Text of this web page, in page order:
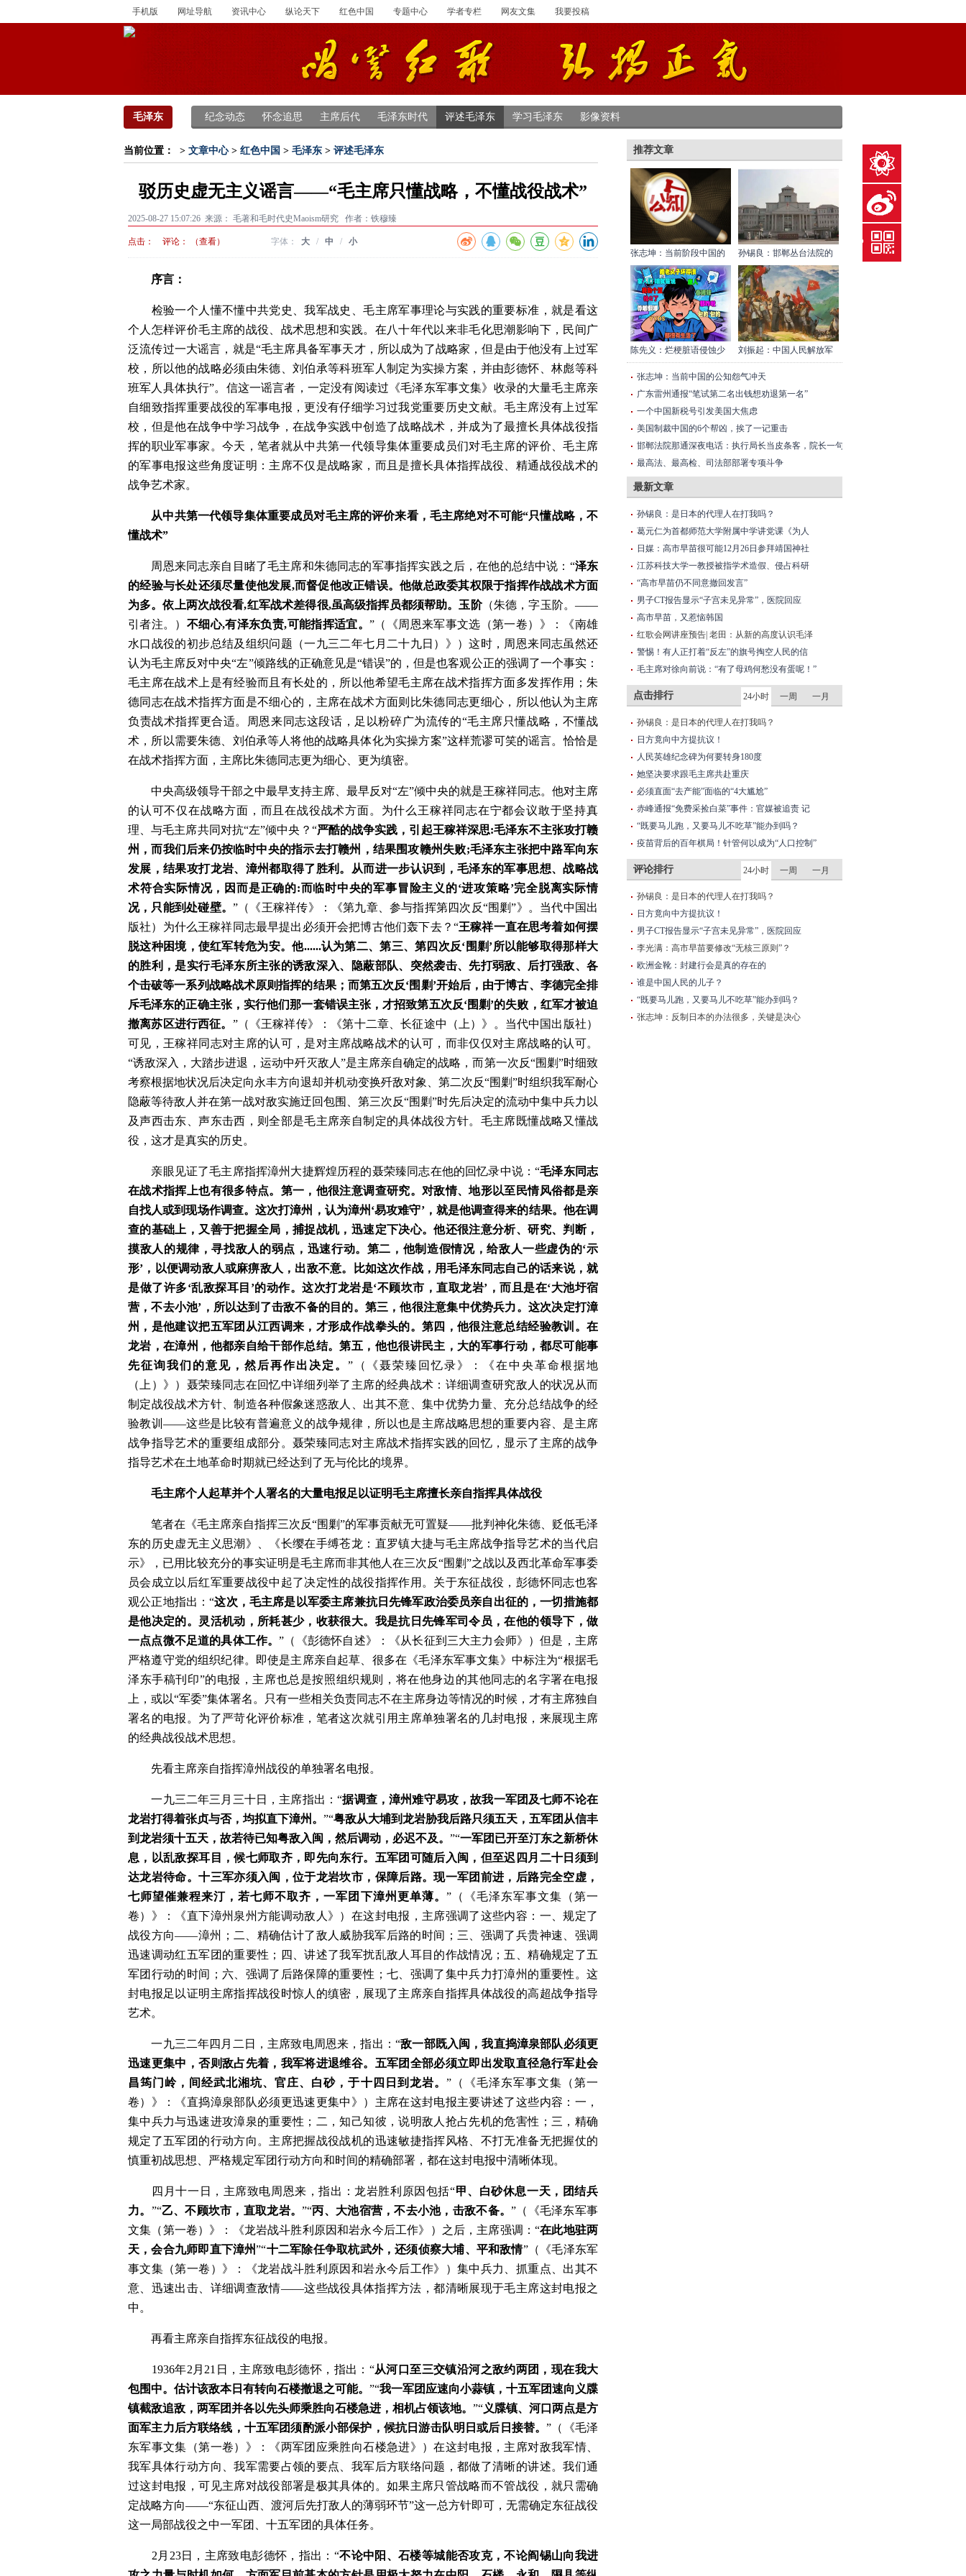
手机版 网址导航 资讯中心 纵论天下 红色中国 专题中心 学者专栏 网友文集 我要投稿
毛泽东 纪念动态 怀念追思 主席后代 毛泽东时代 评述毛泽东 学习毛泽东 影像资料
推荐文章
张志坤：当前阶段中国的 孙锡良：邯郸丛台法院的
陈先义：烂梗脏语侵蚀少 刘振起：中国人民解放军
张志坤：当前中国的公知怨气冲天
广东雷州通报“笔试第二名出钱想劝退第一名”
一个中国新税号引发美国大焦虑
美国制裁中国的6个帮凶，挨了一记重击
邯郸法院那通深夜电话：执行局长当皮条客，院长一句
“不可能”就想溜？
最高法、最高检、司法部部署专项斗争
最新文章
孙锡良：是日本的代理人在打我吗？
葛元仁为首都师范大学附属中学讲党课《为人
日媒：高市早苗很可能12月26日参拜靖国神社
江苏科技大学一教授被指学术造假、侵占科研
“高市早苗仍不同意撤回发言”
男子CT报告显示“子宫未见异常”，医院回应
高市早苗，又惹恼韩国
红歌会网讲座预告| 老田：从新的高度认识毛泽
警惕！有人正打着“反左”的旗号掏空人民的信
毛主席对徐向前说：“有了母鸡何愁没有蛋呢！”
点击排行 24小时 一周 一月
孙锡良：是日本的代理人在打我吗？
日方竟向中方提抗议！
人民英雄纪念碑为何要转身180度
她坚决要求跟毛主席共赴重庆
必须直面“去产能”面临的“4大尴尬”
赤峰通报“免费采捡白菜”事件：官媒被追责 记
“既要马儿跑，又要马儿不吃草”能办到吗？
疫苗背后的百年棋局！针管何以成为“人口控制”
评论排行 24小时 一周 一月
孙锡良：是日本的代理人在打我吗？
日方竟向中方提抗议！
男子CT报告显示“子宫未见异常”，医院回应
李光满：高市早苗要修改“无核三原则”？
欧洲金靴：封建行会是真的存在的
谁是中国人民的儿子？
“既要马儿跑，又要马儿不吃草”能办到吗？
张志坤：反制日本的办法很多，关键是决心
当前位置： > 文章中心> 红色中国 > 毛泽东 > 评述毛泽东
驳历史虚无主义谣言——“毛主席只懂战略，不懂战役战术”
2025-08-27 15:07:26 来源： 毛著和毛时代史Maoism研究 作者：铁穆臻
点击： 评论： （查看） 字体： 大 / 中 / 小
序言：
检验一个人懂不懂中共党史、我军战史、毛主席军事理论与实践的重要标准，就是看这
个人怎样评价毛主席的战役、战术思想和实践。在八十年代以来非毛化思潮影响下，民间广
泛流传过一大谣言，就是“毛主席具备军事天才，所以成为了战略家，但是由于他没有上过军
校，所以他的战略必须由朱德、刘伯承等科班军人制定为实操方案，并由彭德怀、林彪等科
班军人具体执行”。信这一谣言者，一定没有阅读过《毛泽东军事文集》收录的大量毛主席亲
自细致指挥重要战役的军事电报，更没有仔细学习过我党重要历史文献。毛主席没有上过军
校，但是他在战争中学习战争，在战争实践中创造了战略战术，并成为了最擅长具体战役指
挥的职业军事家。今天，笔者就从中共第一代领导集体重要成员们对毛主席的评价、毛主席
的军事电报这些角度证明：主席不仅是战略家，而且是擅长具体指挥战役、精通战役战术的
战争艺术家。
从中共第一代领导集体重要成员对毛主席的评价来看，毛主席绝对不可能“只懂战略，不
懂战术”
周恩来同志亲自目睹了毛主席和朱德同志的军事指挥实践之后，在他的总结中说：“泽东
的经验与长处还须尽量使他发展,而督促他改正错误。他做总政委其权限于指挥作战战术方面
为多。依上两次战役看,红军战术差得很,虽高级指挥员都须帮助。玉阶（朱德，字玉阶。——
引者注。） 不细心,有泽东负责,可能指挥适宜。”（《周恩来军事文选（第一卷）》：《南雄
水口战役的初步总结及组织问题（一九三二年七月二十九日）》）这时，周恩来同志虽然还
认为毛主席反对中央“左”倾路线的正确意见是“错误”的，但是也客观公正的强调了一个事实：
毛主席在战术上是有经验而且有长处的，所以他希望毛主席在战术指挥方面多发挥作用；朱
德同志在战术指挥方面是不细心的，主席在战术方面则比朱德同志更细心，所以他认为主席
负责战术指挥更合适。周恩来同志这段话，足以粉碎广为流传的“毛主席只懂战略，不懂战
术，所以需要朱德、刘伯承等人将他的战略具体化为实操方案”这样荒谬可笑的谣言。恰恰是
在战术指挥方面，主席比朱德同志更为细心、更为缜密。
中央高级领导干部之中最早支持主席、最早反对“左”倾中央的就是王稼祥同志。他对主席
的认可不仅在战略方面，而且在战役战术方面。为什么王稼祥同志在宁都会议敢于坚持真
理、与毛主席共同对抗“左”倾中央？“严酷的战争实践，引起王稼祥深思:毛泽东不主张攻打赣
州，而我们后来仍按临时中央的指示去打赣州，结果围攻赣州失败;毛泽东主张把中路军向东
发展，结果攻打龙岩、漳州都取得了胜利。从而进一步认识到，毛泽东的军事思想、战略战
术符合实际情况，因而是正确的:而临时中央的军事冒险主义的‘进攻策略’完全脱离实际情
况，只能到处碰壁。 ”（《王稼祥传》：《第九章、参与指挥第四次反“围剿”》。当代中国出
版社）为什么王稼祥同志最早提出必须开会把博古他们轰下去？“王稼祥一直在思考着如何摆
脱这种困境，使红军转危为安。他......认为第二、第三、第四次反‘围剿’所以能够取得那样大
的胜利，是实行毛泽东所主张的诱敌深入、隐蔽部队、突然袭击、先打弱敌、后打强敌、各
个击破等一系列战略战术原则指挥的结果；而第五次反‘围剿’开始后，由于博古、李德完全排
斥毛泽东的正确主张，实行他们那一套错误主张，才招致第五次反‘围剿’的失败，红军才被迫
撤离苏区进行西征。 ”（《王稼祥传》：《第十二章、长征途中（上）》。当代中国出版社）
可见，王稼祥同志对主席的认可，是对主席战略战术的认可，而非仅仅对主席战略的认可。
“诱敌深入，大踏步进退，运动中歼灭敌人”是主席亲自确定的战略，而第一次反“围剿”时细致
考察根据地状况后决定向永丰方向退却并机动变换歼敌对象、第二次反“围剿”时组织我军耐心
隐蔽等待敌人并在第一战对敌实施迂回包围、第三次反“围剿”时先后决定的流动中集中兵力以
及声西击东、声东击西，则全部是毛主席亲自制定的具体战役方针。毛主席既懂战略又懂战
役，这才是真实的历史。
亲眼见证了毛主席指挥漳州大捷辉煌历程的聂荣臻同志在他的回忆录中说：“毛泽东同志
在战术指挥上也有很多特点。第一，他很注意调查研究。对敌情、地形以至民情风俗都是亲
自找人或到现场作调查。这次打漳州，认为漳州‘易攻难守’，就是他调查得来的结果。他在调
查的基础上，又善于把握全局，捕捉战机，迅速定下决心。他还很注意分析、研究、判断，
摸敌人的规律，寻找敌人的弱点，迅速行动。第二，他制造假情况，给敌人一些虚伪的‘示
形’，以便调动敌人或麻痹敌人，出敌不意。比如这次作战，用毛泽东同志自己的话来说，就
是做了许多‘乱敌探耳目’的动作。这次打龙岩是‘不顾坎市，直取龙岩’，而且是在‘大池圩宿
营，不去小池’，所以达到了击敌不备的目的。第三，他很注意集中优势兵力。这次决定打漳
州，是他建议把五军团从江西调来，才形成作战拳头的。第四，他很注意总结经验教训。在
龙岩，在漳州，他都亲自给干部作总结。第五，他也很讲民主，大的军事行动，都尽可能事
先征询我们的意见，然后再作出决定。 ”（《聂荣臻回忆录》：《在中央革命根据地
（上）》）聂荣臻同志在回忆中详细列举了主席的经典战术：详细调查研究敌人的状况从而
制定战役战术方针、制造各种假象迷惑敌人、出其不意、集中优势力量、充分总结战争的经
验教训——这些是比较有普遍意义的战争规律，所以也是主席战略思想的重要内容、是主席
战争指导艺术的重要组成部分。聂荣臻同志对主席战术指挥实践的回忆，显示了主席的战争
指导艺术在土地革命时期就已经达到了无与伦比的境界。
毛主席个人起草并个人署名的大量电报足以证明毛主席擅长亲自指挥具体战役
笔者在《毛主席亲自指挥三次反“围剿”的军事贡献无可置疑——批判神化朱德、贬低毛泽
东的历史虚无主义思潮》、《长缨在手缚苍龙：直罗镇大捷与毛主席战争指导艺术的当代启
示》，已用比较充分的事实证明是毛主席而非其他人在三次反“围剿”之战以及西北革命军事委
员会成立以后红军重要战役中起了决定性的战役指挥作用。关于东征战役，彭德怀同志也客
观公正地指出：“这次，毛主席是以军委主席兼抗日先锋军政治委员亲自出征的，一切措施都
是他决定的。灵活机动，所耗甚少，收获很大。我是抗日先锋军司令员，在他的领导下，做
一点点微不足道的具体工作。”（《彭德怀自述》：《从长征到三大主力会师》）但是，主席
严格遵守党的组织纪律。即使是主席亲自起草、很多在《毛泽东军事文集》中标注为“根据毛
泽东手稿刊印”的电报，主席也总是按照组织规则，将在他身边的其他同志的名字署在电报
上，或以“军委”集体署名。只有一些相关负责同志不在主席身边等情况的时候，才有主席独自
署名的电报。为了严苛化评价标准，笔者这次就引用主席单独署名的几封电报，来展现主席
的经典战役战术思想。
先看主席亲自指挥漳州战役的单独署名电报。
一九三二年三月三十日，主席指出：“据调查，漳州难守易攻，故我一军团及七师不论在
龙岩打得着张贞与否，均拟直下漳州。 ”“粤敌从大埔到龙岩胁我后路只须五天，五军团从信丰
到龙岩须十五天，故若待已知粤敌入闽，然后调动，必迟不及。 ”“一军团已开至汀东之新桥休
息，以乱敌探耳目，候七师取齐，即先向东行。五军团可随后入闽，但至迟四月二十日须到
达龙岩待命。十三军亦须入闽，位于龙岩坎市，保障后路。现一军团前进，后路完全空虚，
七师望催兼程来汀，若七师不取齐，一军团下漳州更单薄。 ”（《毛泽东军事文集（第一
卷）》：《直下漳州泉州方能调动敌人》）在这封电报，主席强调了这些内容：一、规定了
战役方向——漳州；二、精确估计了敌人威胁我军后路的时间；三、强调了兵贵神速、强调
迅速调动红五军团的重要性；四、讲述了我军扰乱敌人耳目的作战情况；五、精确规定了五
军团行动的时间；六、强调了后路保障的重要性；七、强调了集中兵力打漳州的重要性。这
封电报足以证明主席指挥战役时惊人的缜密，展现了主席亲自指挥具体战役的高超战争指导
艺术。
一九三二年四月二日，主席致电周恩来，指出：“敌一部既入闽，我直捣漳泉部队必须更
迅速更集中，否则敌占先着，我军将进退维谷。五军团全部必须立即出发取直径急行军赴会
昌筠门岭，间经武北湘坑、官庄、白砂，于十四日到龙岩。 ”（《毛泽东军事文集（第一
卷）》：《直捣漳泉部队必须更迅速更集中》）主席在这封电报主要讲述了这些内容：一，
集中兵力与迅速进攻漳泉的重要性；二，知己知彼，说明敌人抢占先机的危害性；三，精确
规定了五军团的行动方向。主席把握战役战机的迅速敏捷指挥风格、不打无准备无把握仗的
慎重初战思想、严格规定军团行动方向和时间的精确部署，都在这封电报中清晰体现。
四月十一日，主席致电周恩来，指出：龙岩胜利原因包括“甲、白砂休息一天，团结兵
力。 ”“乙、不顾坎市，直取龙岩。”“丙、大池宿营，不去小池，击敌不备。”（《毛泽东军事
文集（第一卷）》：《龙岩战斗胜利原因和岩永今后工作》）之后，主席强调：“在此地驻两
天，会合九师即直下漳州”“十二军除任争取杭武外，还须侦察大埔、平和敌情”（《毛泽东军
事文集（第一卷）》：《龙岩战斗胜利原因和岩永今后工作》）集中兵力、抓重点、出其不
意、迅速出击、详细调查敌情——这些战役具体指挥方法，都清晰展现于毛主席这封电报之
中。
再看主席亲自指挥东征战役的电报。
1936年2月21日，主席致电彭德怀，指出：“从河口至三交镇沿河之敌约两团，现在我大
包围中。估计该敌本日有转向石楼撤退之可能。 ”“我一军团应速向小蒜镇，十五军团速向义牒
镇截敌追敌，两军团并各以先头师乘胜向石楼急进，相机占领该地。 ”“义牒镇、河口两点是方
面军主力后方联络线，十五军团须酌派小部保护，候抗日游击队明日或后日接替。”（《毛泽
东军事文集（第一卷）》：《两军团应乘胜向石楼急进》）在这封电报，主席对敌我军情、
我军具体行动方向、我军需要占领的要点、我军后方联络问题，都做了清晰的讲述。我们通
过这封电报，可见主席对战役部署是极其具体的。如果主席只管战略而不管战役，就只需确
定战略方向——“东征山西、渡河后先打敌人的薄弱环节”这一总方针即可，无需确定东征战役
这一局部战役之中一军团、十五军团的具体任务。
2月23日，主席致电彭德怀，指出：“不论中阳、石楼等城能否攻克，不论阎锡山向我进
给英烈献花
关注微博
下载红歌会APP